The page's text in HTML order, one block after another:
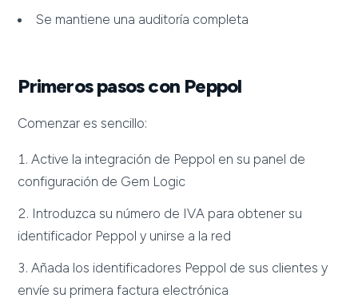
Se mantiene una auditoría completa
Primeros pasos con Peppol
Comenzar es sencillo:
Active la integración de Peppol en su panel de
configuración de Gem Logic
Introduzca su número de IVA para obtener su
identificador Peppol y unirse a la red
Añada los identificadores Peppol de sus clientes y
envíe su primera factura electrónica